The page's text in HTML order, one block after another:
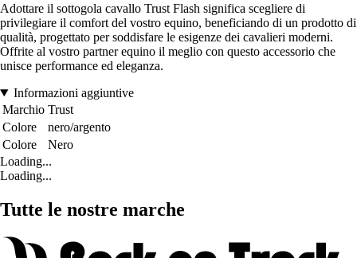
Adottare il sottogola cavallo Trust Flash significa scegliere di
privilegiare il comfort del vostro equino, beneficiando di un prodotto di
qualità, progettato per soddisfare le esigenze dei cavalieri moderni.
Offrite al vostro partner equino il meglio con questo accessorio che
unisce performance ed eleganza.
Informazioni aggiuntive
Marchio Trust
Colore
nero/argento
Colore
Nero
Loading...
Loading...
Tutte le nostre marche